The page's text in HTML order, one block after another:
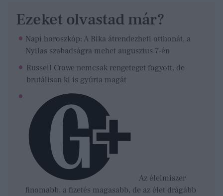
Ezeket olvastad már?
Napi horoszkóp: A Bika átrendezheti otthonát, a
Nyilas szabadságra mehet augusztus 7-én
Russell Crowe nemcsak rengeteget fogyott, de
brutálisan ki is gyúrta magát
Az élelmiszer
finomabb, a fizetés magasabb, de az élet drágább